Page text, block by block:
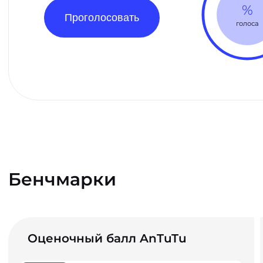
Проголосовать %
голоса
Бенчмарки
Оценочный балл AnTuTu